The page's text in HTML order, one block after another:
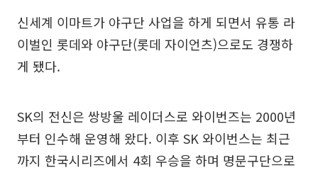
신세계 이마트가 야구단 사업을 하게 되면서 유통 라
이벌인 롯데와 야구단(롯데 자이언츠)으로도 경쟁하
게 됐다.
SK의 전신은 쌍방울 레이더스로 와이번즈는 2000년
부터 인수해 운영해 왔다. 이후 SK 와이번스는 최근
까지 한국시리즈에서 4회 우승을 하며 명문구단으로